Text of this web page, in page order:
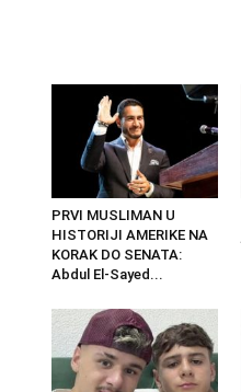
PRVI MUSLIMAN U
HISTORIJI AMERIKE NA
KORAK DO SENATA:
Abdul El-Sayed...